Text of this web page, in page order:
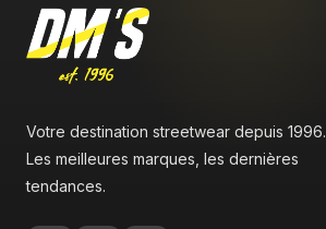
Votre destination streetwear depuis 1996.
Les meilleures marques, les dernières
tendances.